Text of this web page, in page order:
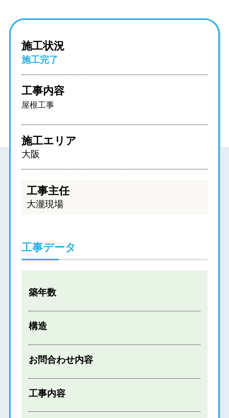
施工状況
施工完了
工事内容
屋根工事
施工エリア
大阪
工事主任
大瀧現場
工事データ
築年数
構造
お問合わせ内容
工事内容